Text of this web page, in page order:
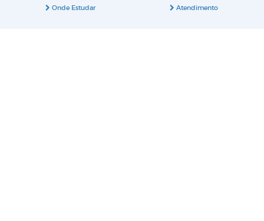
Onde Estudar Atendimento